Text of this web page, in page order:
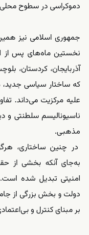
دموکراسی در سطوح
جمهوری اسلامی نیز
آذربایجان، کردستان،
که ساختار سیاسی جدید،
علیه مرکزیت می‌داند.
ناسیونالیسم سلطنتی و
مذهبی.
در چنین ساختاری،
به‌جای آنکه بخشی از
امنیتی تبدیل شده
دولت و بخش بزرگی از
بر مبنای کنترل و